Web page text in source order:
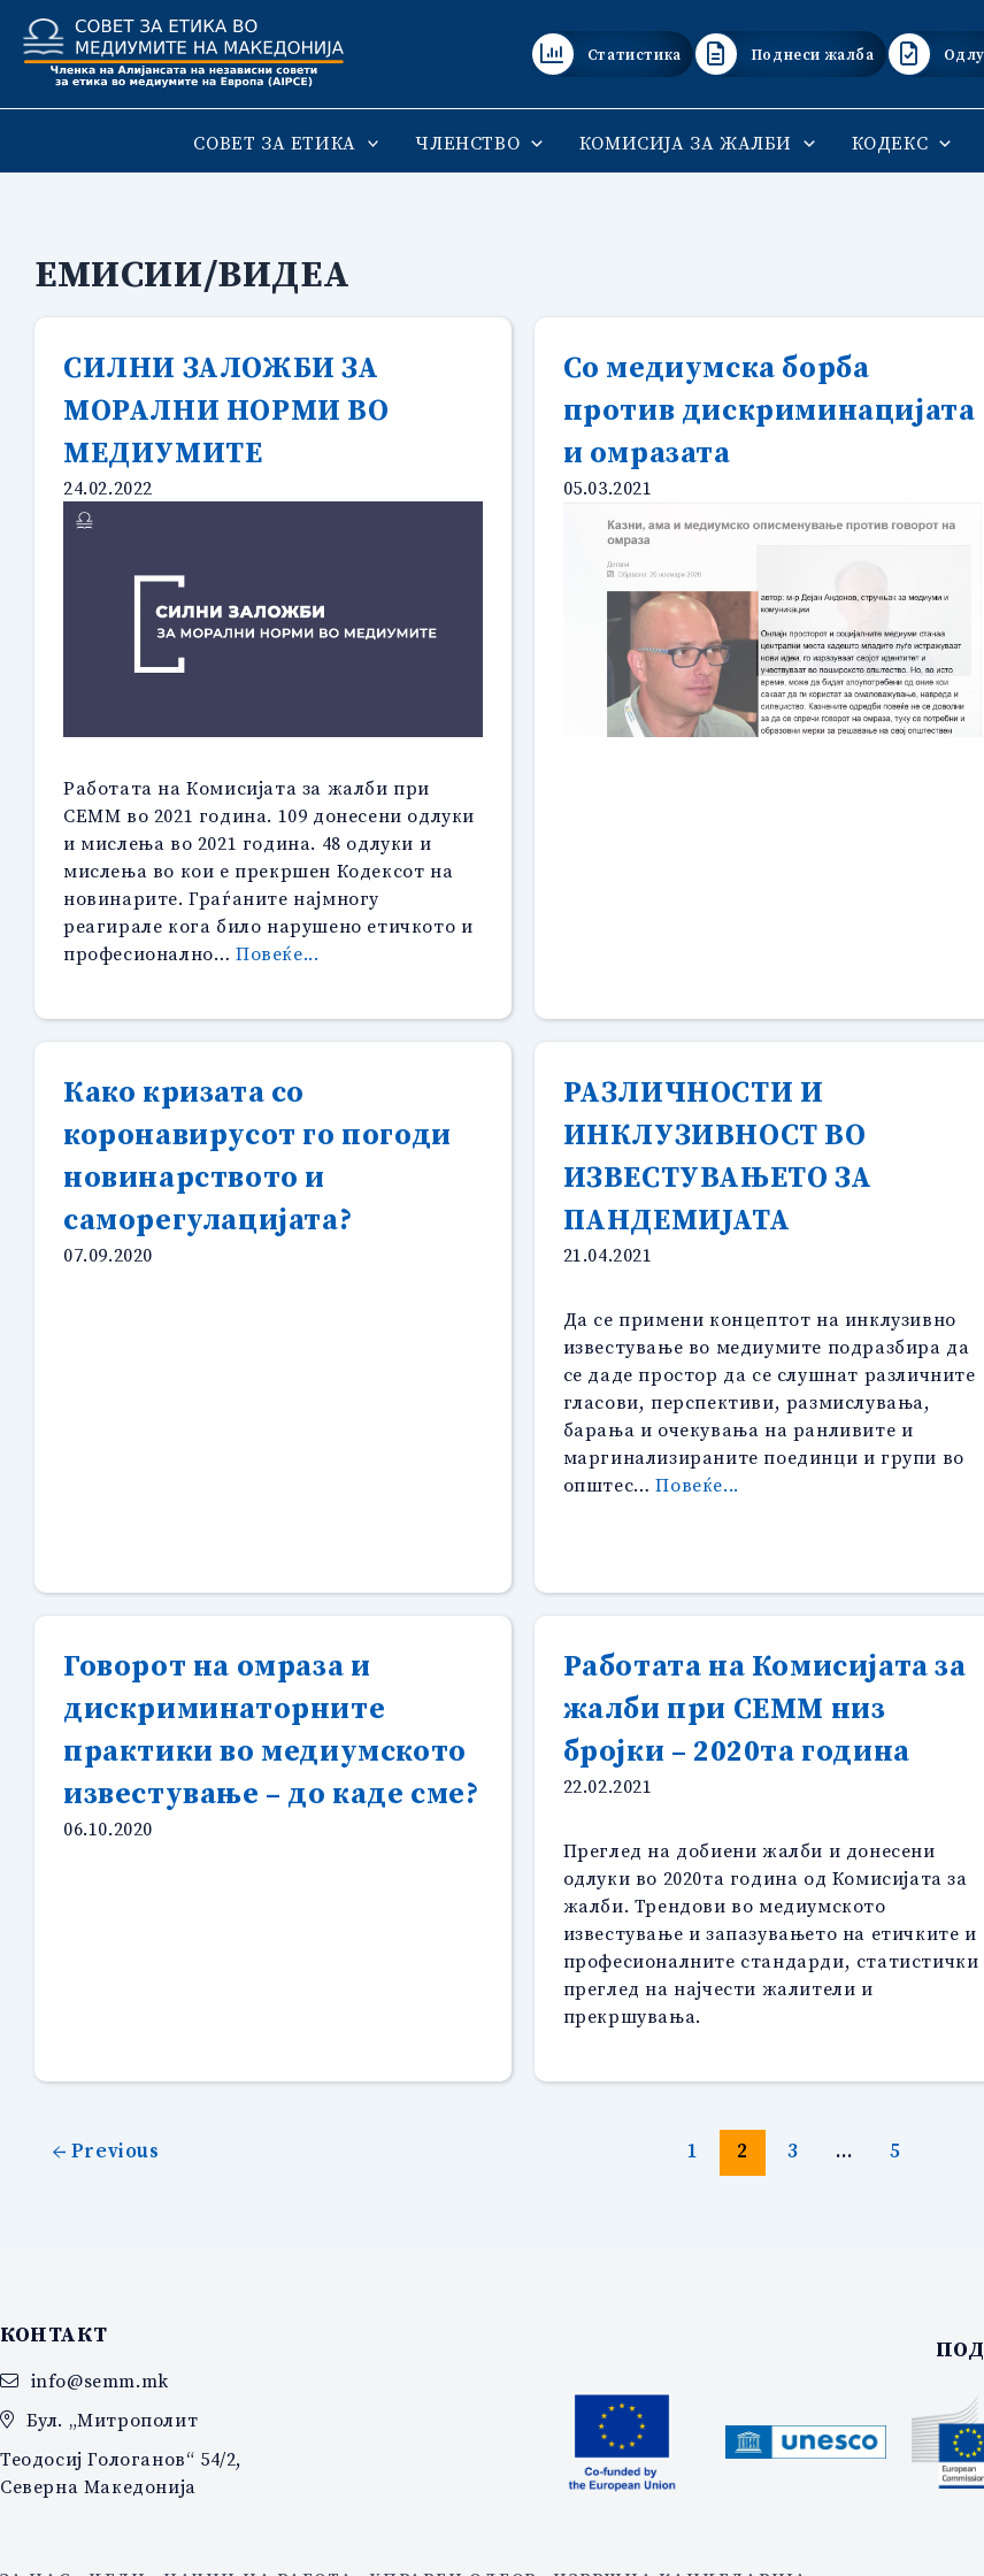
Skip
content
Статистика Поднеси жалба
СОВЕТ ЗА ЕТИКА ЧЛЕНСТВО КОМИСИЈА ЗА ЖАЛБИ КОДЕКС
ЕМИСИИ/ВИДЕА
СИЛНИ ЗАЛОЖБИ ЗА
МОРАЛНИ НОРМИ ВО
МЕДИУМИТЕ
24.02.2022
Работата на Комисијата за жалби при
СЕММ во 2021 година. 109 донесени одлуки
и мислења во 2021 година. 48 одлуки и
мислења во кои е прекршен Кодексот на
новинарите. Граѓаните најмногу
реагирале кога било нарушено етичкото и
професионално… Повеќе...
Со медиумска борба
против дискриминацијата
и омразата
05.03.2021
Како кризата со
коронавирусот го погоди
новинарството и
саморегулацијата?
07.09.2020
РАЗЛИЧНОСТИ И
ИНКЛУЗИВНОСТ ВО
ИЗВЕСТУВАЊЕТО ЗА
ПАНДЕМИЈАТА
21.04.2021
Да се примени концептот на инклузивно
известување во медиумите подразбира да
се даде простор да се слушнат различните
гласови, перспективи, размислувања,
барања и очекувања на ранливите и
маргинализираните поединци и групи во
општес…Повеќе...
ИЗВЕСТУВАЊЕТО
ЗА
ПАНДЕМИЈАТА”
Говорот на омраза и
дискриминаторните
практики во медиумското
известување – до каде сме?
06.10.2020
Работата на Комисијата за
жалби при СЕММ низ
бројки – 2020та година
22.02.2021
Преглед на добиени жалби и донесени
одлуки во 2020та година од Комисијата за
жалби. Трендови во медиумското
известување и запазувањето на етичките и
професионалните стандарди, статистички
преглед на најчести жалители и
прекршувања.
← Previous 1 2 3 … 5
КОНТАКТ
info@semm.mk
Бул. „Митрополит
Теодосиј Гологанов“ 54/2,
Северна Македонија